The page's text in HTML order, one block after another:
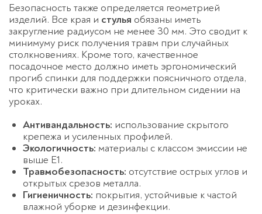
Безопасность также определяется геометрией
изделий. Все края и стулья обязаны иметь
закругление радиусом не менее 30 мм. Это сводит к
минимуму риск получения травм при случайных
столкновениях. Кроме того, качественное
посадочное место должно иметь эргономический
прогиб спинки для поддержки поясничного отдела,
что критически важно при длительном сидении на
уроках.
Антивандальность: использование скрытого
крепежа и усиленных профилей.
Экологичность: материалы с классом эмиссии не
выше Е1.
Травмобезопасность: отсутствие острых углов и
открытых срезов металла.
Гигиеничность: покрытия, устойчивые к частой
влажной уборке и дезинфекции.